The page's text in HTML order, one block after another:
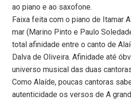
ao piano e ao saxofone.
Faixa feita com o piano de Itamar
mar (Marino Pinto e Paulo
total afinidade entre o canto de
Dalva de Oliveira. Afinidade até
universo musical das duas
Como Alaíde, poucas cantoras
autenticidade os versos de A